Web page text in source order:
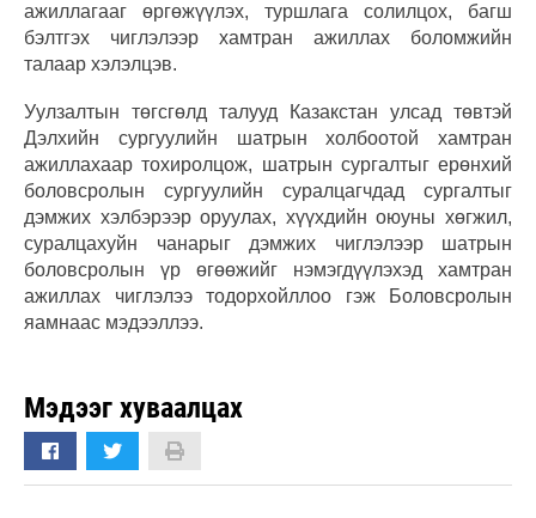
ажиллагааг өргөжүүлэх, туршлага солилцох, багш
бэлтгэх чиглэлээр хамтран ажиллах боломжийн
талаар хэлэлцэв.
Уулзалтын төгсгөлд талууд Казакстан улсад төвтэй
Дэлхийн сургуулийн шатрын холбоотой хамтран
ажиллахаар тохиролцож, шатрын сургалтыг ерөнхий
боловсролын сургуулийн суралцагчдад сургалтыг
дэмжих хэлбэрээр оруулах, хүүхдийн оюуны хөгжил,
суралцахуйн чанарыг дэмжих чиглэлээр шатрын
боловсролын үр өгөөжийг нэмэгдүүлэхэд хамтран
ажиллах чиглэлээ тодорхойллоо гэж Боловсролын
яамнаас мэдээллээ.
Мэдээг хуваалцах